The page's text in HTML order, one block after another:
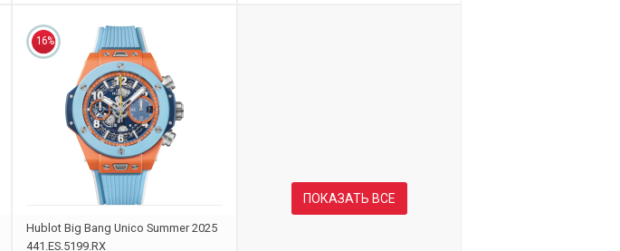
16%
Hublot Big Bang Unico Summer 2025
441.ES.5199.RX
ПОКАЗАТЬ ВСЕ